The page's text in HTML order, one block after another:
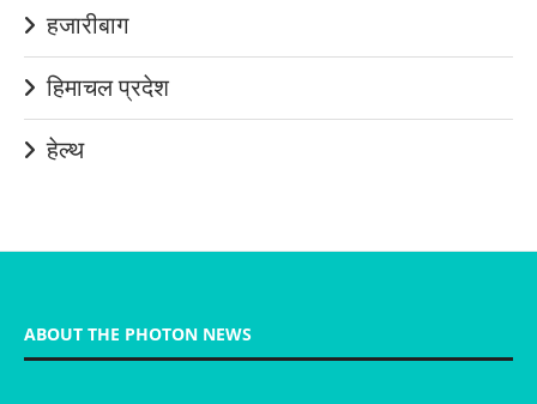
हजारीबाग
हिमाचल प्रदेश
हेल्थ
ABOUT THE PHOTON NEWS